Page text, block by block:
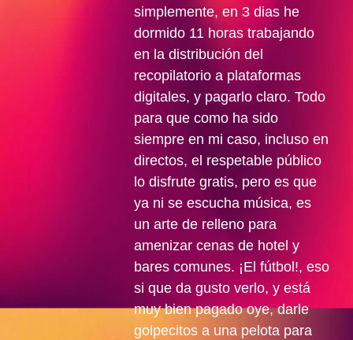
simplemente, en 3 dias he
dormido 11 horas trabajando
en la distribución del
recopilatorio a plataformas
digitales, y pagarlo claro. Todo
para que como ha sido
siempre en mi caso, incluso en
directos, el respetable público
lo disfrute gratis, pero es que
ya ni se escucha música, es
un arte de relleno para
amenizar cenas de hotel y
bares comunes. ¡El fútbol!, eso
si que da gusto verlo, y está
muy bien pagado oye, darle
golpecitos a una pelota para